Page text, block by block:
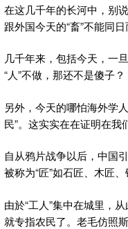
在这几千年的长河中，别
跟外国今天的“畜”不能同
几千年来，包括今天，一
“人”不做，那还不是傻子？
另外，今天的哪怕海外学
民”。这实实在在证明在我
自从鸦片战争以后，中国
被称为“匠”如石匠、木匠、
由於“工人”集中在城里，
就专指农民了。老毛仿照